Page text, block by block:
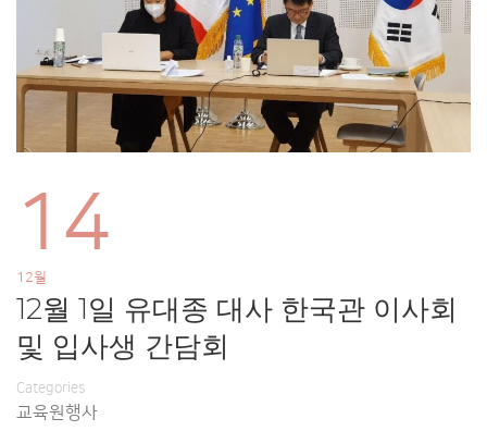
14
12월
12월 1일 유대종 대사 한국관 이사회
및 입사생 간담회
Categories
교육원행사